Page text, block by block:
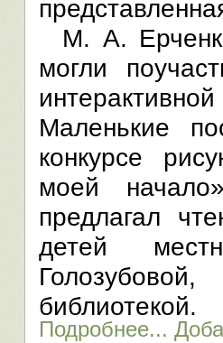
М. А.
могли
Маленькие
конкурсе
моей
предлагал
детей
библиотекой.
Подробнее...